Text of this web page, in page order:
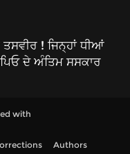
! ਜਿਨ੍ਹਾਂ ਧੀਆਂ
ਦੇ ਅੰਤਿਮ ਸਸਕਾਰ
with
Authors